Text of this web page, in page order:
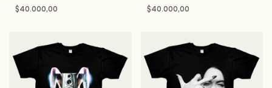
$40.000,00
$40.000,00